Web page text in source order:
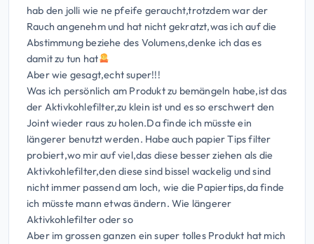
hab den jolli wie ne pfeife geraucht,trotzdem war der
Rauch angenehm und hat nicht gekratzt,was ich auf die
Abstimmung beziehe des Volumens,denke ich das es
damit zu tun hat
Aber wie gesagt,echt super!!!
Was ich persönlich am Produkt zu bemängeln habe,ist das
der Aktivkohlefilter,zu klein ist und es so erschwert den
Joint wieder raus zu holen.Da finde ich müsste ein
längerer benutzt werden. Habe auch papier Tips filter
probiert,wo mir auf viel,das diese besser ziehen als die
Aktivkohlefilter,den diese sind bissel wackelig und sind
nicht immer passend am loch, wie die Papiertips,da finde
ich müsste mann etwas ändern. Wie längerer
Aktivkohlefilter oder so
Aber im grossen ganzen ein super tolles Produkt hat mich